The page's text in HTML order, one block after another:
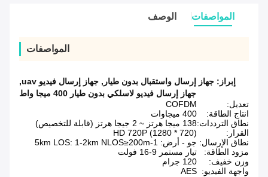
المواصفات الوصف
المواصفات
إبراز: جهاز إرسال واستقبال بدون طيار , جهاز إرسال فيديو uav
,
جهاز إرسال فيديو لاسلكي بدون طيار 400 ميجا واط
تعديل:
COFDM
انتاج الطاقة:
400 ميجاوات
نطاق الترددات:138 ميجا هرتز ~ 2 جيجا هرتز (قابلة للتخصيص)
القرار:
HD 720P (1280 * 720)
نطاق الإرسال: جو - أرض: 1-5km LOS: 1-2km NLOS≥200m
مزود الطاقة:
تيار مستمر 9-16 فولت
وزن خفيف:
120 جرام
واجهة الفيديو: AES